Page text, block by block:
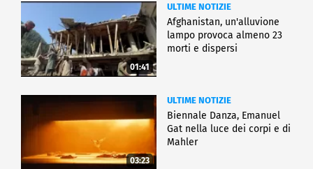
01:41
ULTIME NOTIZIE
Afghanistan, un'alluvione
lampo provoca almeno 23
morti e dispersi
03:23
ULTIME NOTIZIE
Biennale Danza, Emanuel
Gat nella luce dei corpi e di
Mahler